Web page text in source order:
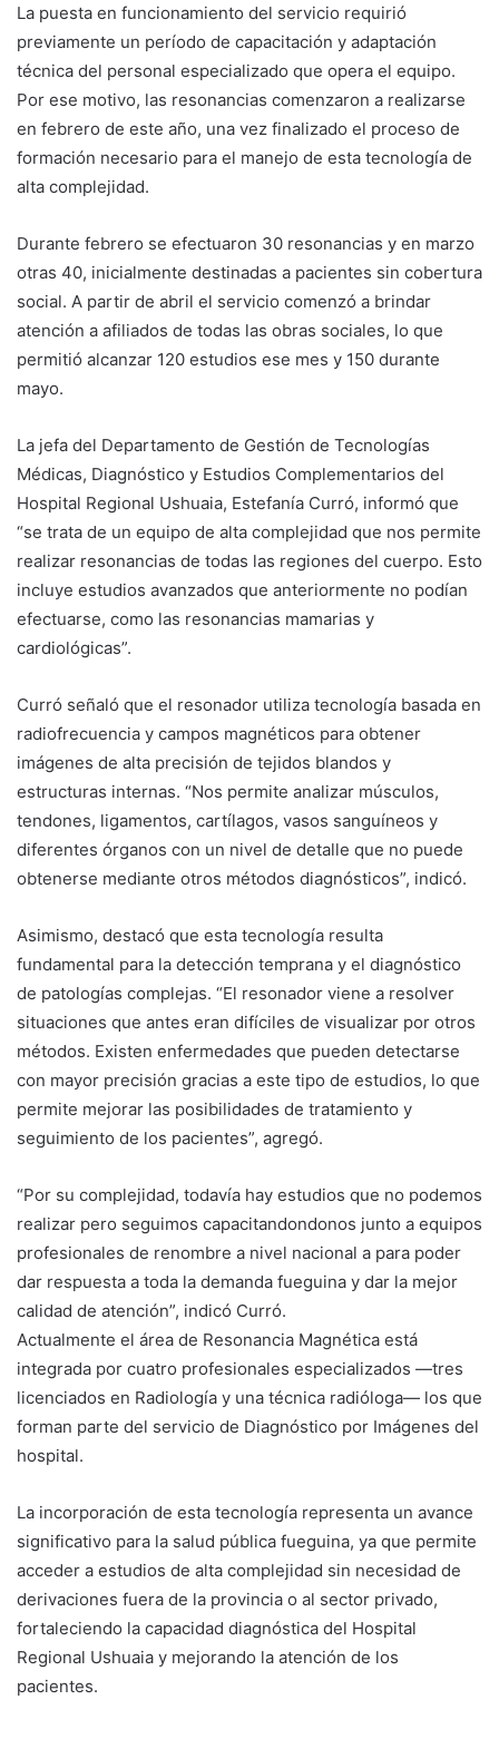
La puesta en funcionamiento del servicio requirió
previamente un período de capacitación y adaptación
técnica del personal especializado que opera el equipo.
Por ese motivo, las resonancias comenzaron a realizarse
en febrero de este año, una vez finalizado el proceso de
formación necesario para el manejo de esta tecnología de
alta complejidad.
Durante febrero se efectuaron 30 resonancias y en marzo
otras 40, inicialmente destinadas a pacientes sin cobertura
social. A partir de abril el servicio comenzó a brindar
atención a afiliados de todas las obras sociales, lo que
permitió alcanzar 120 estudios ese mes y 150 durante
mayo.
La jefa del Departamento de Gestión de Tecnologías
Médicas, Diagnóstico y Estudios Complementarios del
Hospital Regional Ushuaia, Estefanía Curró, informó que
“se trata de un equipo de alta complejidad que nos permite
realizar resonancias de todas las regiones del cuerpo. Esto
incluye estudios avanzados que anteriormente no podían
efectuarse, como las resonancias mamarias y
cardiológicas”.
Curró señaló que el resonador utiliza tecnología basada en
radiofrecuencia y campos magnéticos para obtener
imágenes de alta precisión de tejidos blandos y
estructuras internas. “Nos permite analizar músculos,
tendones, ligamentos, cartílagos, vasos sanguíneos y
diferentes órganos con un nivel de detalle que no puede
obtenerse mediante otros métodos diagnósticos”, indicó.
Asimismo, destacó que esta tecnología resulta
fundamental para la detección temprana y el diagnóstico
de patologías complejas. “El resonador viene a resolver
situaciones que antes eran difíciles de visualizar por otros
métodos. Existen enfermedades que pueden detectarse
con mayor precisión gracias a este tipo de estudios, lo que
permite mejorar las posibilidades de tratamiento y
seguimiento de los pacientes”, agregó.
“Por su complejidad, todavía hay estudios que no podemos
realizar pero seguimos capacitandondonos junto a equipos
profesionales de renombre a nivel nacional a para poder
dar respuesta a toda la demanda fueguina y dar la mejor
calidad de atención”, indicó Curró.
Actualmente el área de Resonancia Magnética está
integrada por cuatro profesionales especializados —tres
licenciados en Radiología y una técnica radióloga— los que
forman parte del servicio de Diagnóstico por Imágenes del
hospital.
La incorporación de esta tecnología representa un avance
significativo para la salud pública fueguina, ya que permite
acceder a estudios de alta complejidad sin necesidad de
derivaciones fuera de la provincia o al sector privado,
fortaleciendo la capacidad diagnóstica del Hospital
Regional Ushuaia y mejorando la atención de los
pacientes.